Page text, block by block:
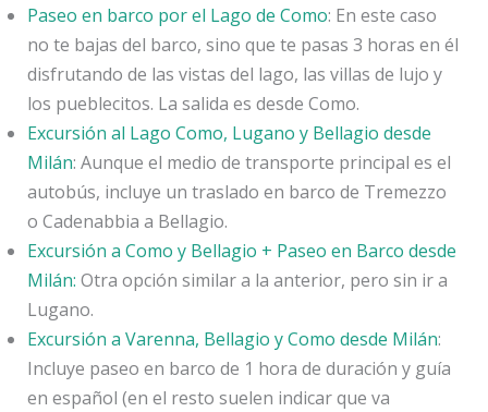
Paseo en barco por el Lago de Como: En este caso
no te bajas del barco, sino que te pasas 3 horas en él
disfrutando de las vistas del lago, las villas de lujo y
los pueblecitos. La salida es desde Como.
Excursión al Lago Como, Lugano y Bellagio desde
Milán: Aunque el medio de transporte principal es el
autobús, incluye un traslado en barco de Tremezzo
o Cadenabbia a Bellagio.
Excursión a Como y Bellagio + Paseo en Barco desde
Milán: Otra opción similar a la anterior, pero sin ir a
Lugano.
Excursión a Varenna, Bellagio y Como desde Milán:
Incluye paseo en barco de 1 hora de duración y guía
en español (en el resto suelen indicar que va